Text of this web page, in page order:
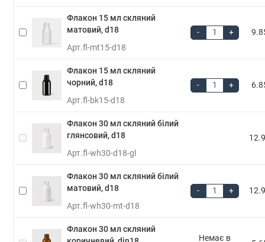
Флакон 15 мл скляний
матовий, d18
Арт.fl-mt15-d18
- +
Флакон 15 мл скляний
чорний, d18
Арт.fl-bk15-d18
- +
Флакон 30 мл скляний білий
глянсовий, d18
Арт.fl-wh30-d18-gl
Флакон 30 мл скляний білий
матовий, d18
Арт.fl-wh30-mt-d18
- +
Флакон 30 мл скляний
Немає в